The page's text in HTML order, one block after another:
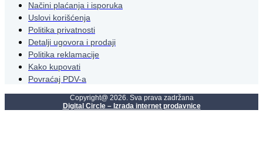
Načini plaćanja i isporuka
Uslovi korišćenja
Politika privatnosti
Detalji ugovora i prodaji
Politika reklamacije
Kako kupovati
Povraćaj PDV-a
Copyright@ 2026. Sva prava zadržana
Digital Circle – Izrada internet prodavnice